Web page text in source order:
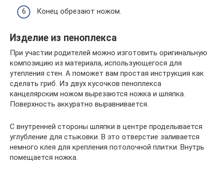
Конец обрезают ножом.
Изделие из пеноплекса
При участии родителей можно изготовить оригинальную
композицию из материала, использующегося для
утепления стен. А поможет вам простая инструкция как
сделать гриб. Из двух кусочков пеноплекса
канцелярским ножом вырезаются ножка и шляпка.
Поверхность аккуратно выравнивается.
С внутренней стороны шляпки в центре проделывается
углубление для стыковки. В это отверстие заливается
немного клея для крепления потолочной плитки. Внутрь
помещается ножка.